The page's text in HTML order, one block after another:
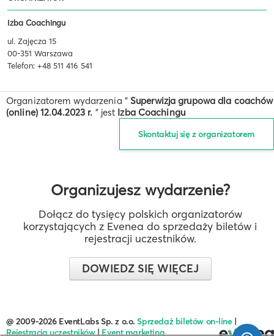
Izba Coachingu
ul. Zajęcza 15
00-351 Warszawa
Telefon: +48 511 416 541
Organizatorem wydarzenia " Superwizja grupowa dla coachów
(online) 12.04.2023 r. " jest Izba Coachingu
Skontaktuj się z organizatorem
Organizujesz wydarzenie?
Dołącz do tysięcy polskich organizatorów
korzystających z Evenea do sprzedaży biletów i
rejestracji uczestników.
DOWIEDZ SIĘ WIĘCEJ
@ 2009-2026 EventLabs Sp. z o.o.Sprzedaż biletów on-line|
Rejestracja uczestników|Event marketing